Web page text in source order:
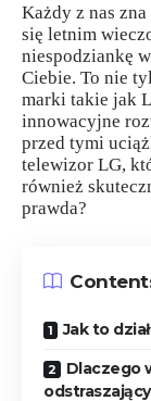
Każdy z nas
się letnim
niespodziankę
Ciebie. To nie
marki takie jak
innowacyjne
przed tymi
telewizor LG,
również
prawda?
Jak to
Dlaczego